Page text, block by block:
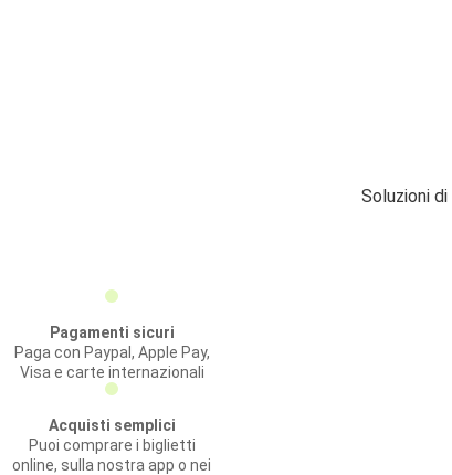
Soluzioni
Pagamenti sicuri
Paga con Paypal, Apple Pay,
Visa e carte internazionali
Acquisti semplici
Puoi comprare i biglietti
online, sulla nostra app o nei